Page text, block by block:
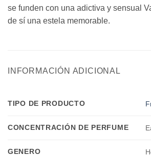
se funden con una adictiva y sensual
de sí una estela memorable.
INFORMACIÓN ADICIONAL
TIPO DE PRODUCTO
CONCENTRACIÓN DE PERFUME
GENERO